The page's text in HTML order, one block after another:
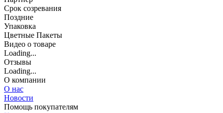
Срок созревания
Поздние
Упаковка
Цветные Пакеты
Видео о товаре
Loading...
Отзывы
Loading...
О компании
О нас
Новости
Помощь покупателям